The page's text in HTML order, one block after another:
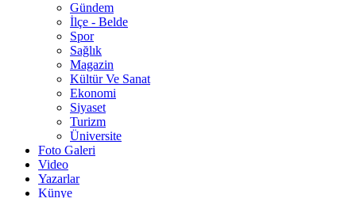
Gündem
İlçe - Belde
Spor
Sağlık
Magazin
Kültür Ve Sanat
Ekonomi
Siyaset
Turizm
Üniversite
Foto Galeri
Video
Yazarlar
Künye